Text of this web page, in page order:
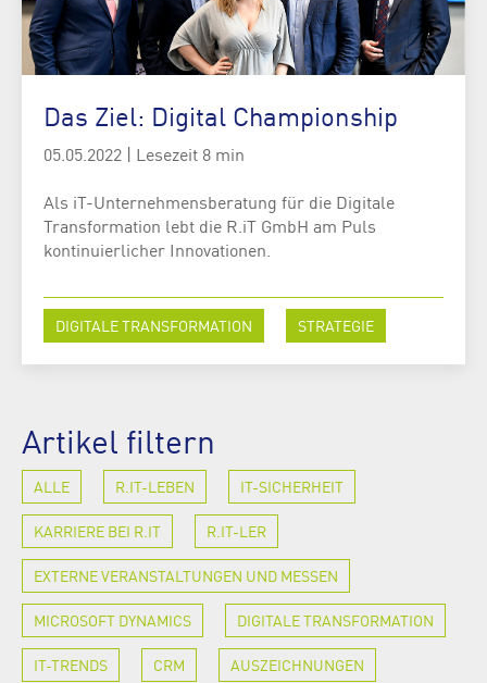
Das Ziel: Digital Championship
05.05.2022 | Lesezeit 8 min
Als iT-Unternehmensberatung für die Digitale
Transformation lebt die R.iT GmbH am Puls
kontinuierlicher Innovationen.
DIGITALE TRANSFORMATION STRATEGIE
Artikel filtern
ALLE R.IT-LEBEN IT-SICHERHEIT
KARRIERE BEI R.IT R.IT-LER
EXTERNE VERANSTALTUNGEN UND MESSEN
MICROSOFT DYNAMICS DIGITALE TRANSFORMATION
IT-TRENDS CRM AUSZEICHNUNGEN